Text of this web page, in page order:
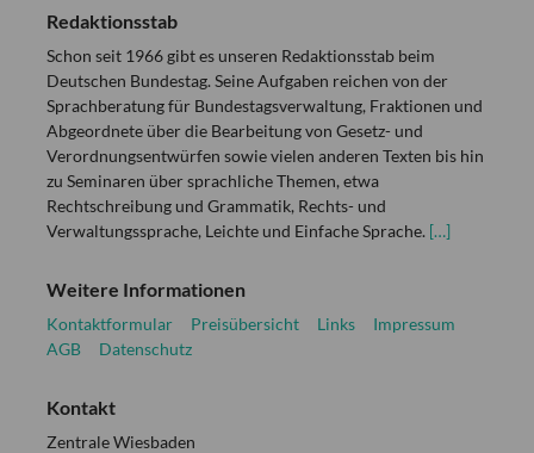
Redaktionsstab
Schon seit 1966 gibt es unseren Redaktionsstab beim
Deutschen Bundestag. Seine Aufgaben reichen von der
Sprachberatung für Bundestagsverwaltung, Fraktionen und
Abgeordnete über die Bearbeitung von Gesetz- und
Verordnungsentwürfen sowie vielen anderen Texten bis hin
zu Seminaren über sprachliche Themen, etwa
Rechtschreibung und Grammatik, Rechts- und
Verwaltungssprache, Leichte und Einfache Sprache. […]
Weitere Informationen
Kontaktformular Preisübersicht Links
Impressum
AGB
Datenschutz
Kontakt
Zentrale Wiesbaden